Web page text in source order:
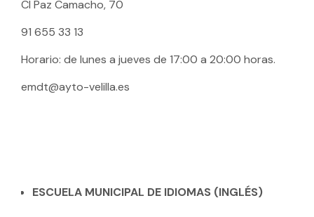
Cl Paz Camacho, 70
91 655 33 13
Horario: de lunes a jueves de 17:00 a 20:00 horas.
emdt@ayto-velilla.es
ESCUELA MUNICIPAL DE IDIOMAS (INGLÉS)